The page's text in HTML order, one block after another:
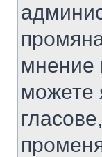
мнение
можете